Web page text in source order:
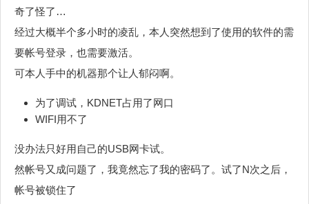
奇了怪了…
经过大概半个多小时的凌乱，本人突然想到了使用的软件的需
要帐号登录，也需要激活。
可本人手中的机器那个让人郁闷啊。
为了调试，KDNET占用了网口
WIFI用不了
没办法只好用自己的USB网卡试。
然帐号又成问题了，我竟然忘了我的密码了。试了N次之后，
帐号被锁住了